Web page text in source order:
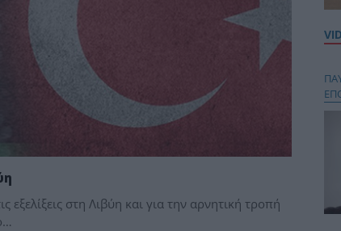
στη Λιβύη και για την αρνητική τροπή